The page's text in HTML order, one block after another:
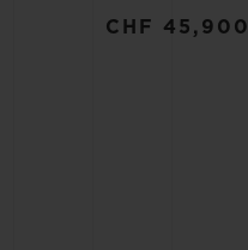
CHF 45,900